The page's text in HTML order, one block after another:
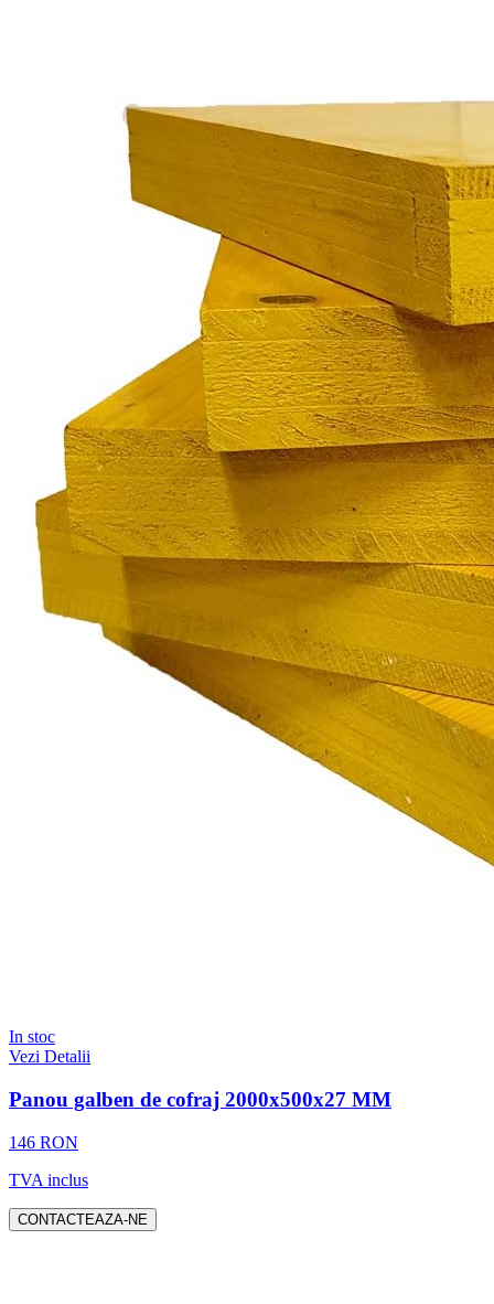
In stoc
Vezi Detalii
Panou galben de cofraj 2000x500x27 MM
146 RON
TVA inclus
CONTACTEAZA-NE